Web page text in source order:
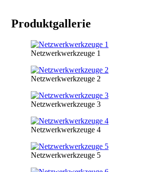
Produktgallerie
Netzwerkwerkzeuge 1
Netzwerkwerkzeuge 2
Netzwerkwerkzeuge 3
Netzwerkwerkzeuge 4
Netzwerkwerkzeuge 5